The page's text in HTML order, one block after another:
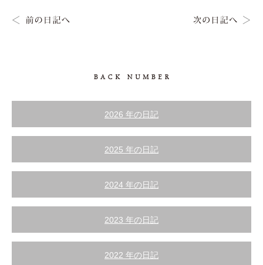
2026 年の日記
2025 年の日記
2024 年の日記
2023 年の日記
2022 年の日記